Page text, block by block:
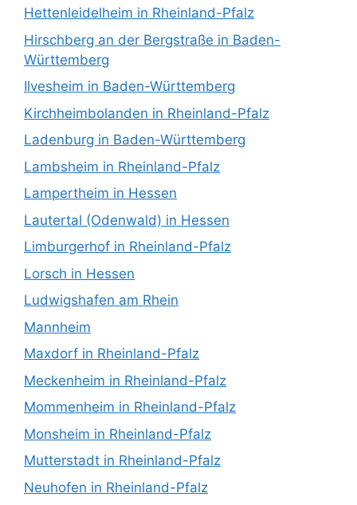
Hettenleidelheim in Rheinland-Pfalz
Hirschberg an der Bergstraße in Baden-
Württemberg
Ilvesheim in Baden-Württemberg
Kirchheimbolanden in Rheinland-Pfalz
Ladenburg in Baden-Württemberg
Lambsheim in Rheinland-Pfalz
Lampertheim in Hessen
Lautertal (Odenwald) in Hessen
Limburgerhof in Rheinland-Pfalz
Lorsch in Hessen
Ludwigshafen am Rhein
Mannheim
Maxdorf in Rheinland-Pfalz
Meckenheim in Rheinland-Pfalz
Mommenheim in Rheinland-Pfalz
Monsheim in Rheinland-Pfalz
Mutterstadt in Rheinland-Pfalz
Neuhofen in Rheinland-Pfalz